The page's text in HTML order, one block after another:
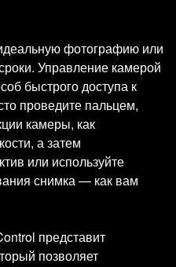
фотографию или
Управление камерой
быстрого доступа к
проведите пальцем,
камеры, как
а затем
или используйте
снимка — как вам
представит
позволяет